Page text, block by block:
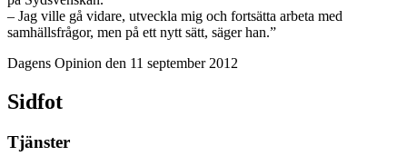
– Jag ville gå vidare, utveckla mig och fortsätta arbeta med
samhällsfrågor, men på ett nytt sätt, säger han.”
Dagens Opinion den 11 september 2012
Sidfot
Tjänster